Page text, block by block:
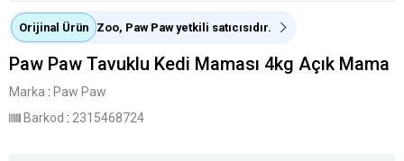
Orijinal Ürün Zoo, Paw Paw yetkili satıcısıdır.
Paw Paw Tavuklu Kedi Maması 4kg Açık Mama
Marka : Paw Paw
Barkod : 2315468724